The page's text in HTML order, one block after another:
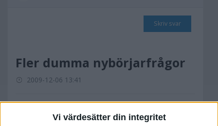
Vi värdesätter din integritet
Skriv svar
Fler dumma nybörjarfrågor
2009-12-06 13:41
datorutrustning för, låt oss säga